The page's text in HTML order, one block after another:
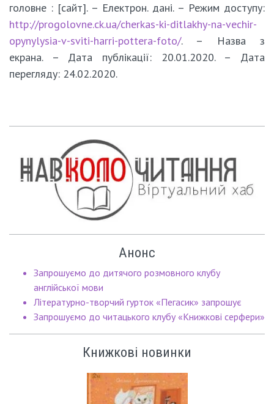
головне : [сайт]. – Електрон. дані. – Режим доступу:
http://progolovne.ck.ua/cherkas-ki-ditlakhy-na-vechir-
opynylysia-v-sviti-harri-pottera-foto/. – Назва з
екрана. – Дата публікації: 20.01.2020. – Дата
перегляду: 24.02.2020.
Анонс
Запрошуємо до дитячого розмовного клубу
англійської мови
Літературно-творчий гурток «Пегасик» запрошує
Запрошуємо до читацького клубу «Книжкові серфери»
Книжкові новинки